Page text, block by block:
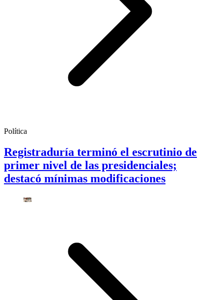
Política
Registraduría terminó el escrutinio de
primer nivel de las presidenciales;
destacó mínimas modificaciones